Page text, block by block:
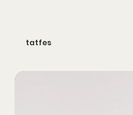
tatfes